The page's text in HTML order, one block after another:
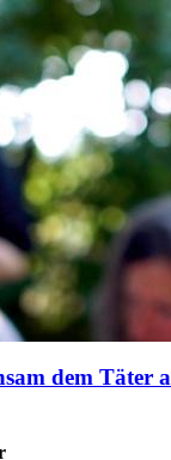
dem Täter